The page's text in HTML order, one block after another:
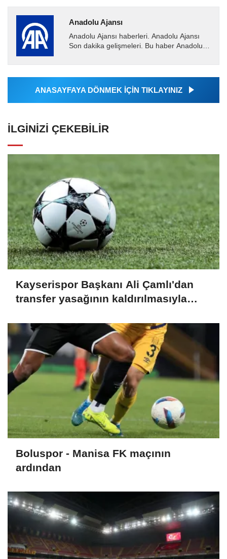
Anadolu Ajansı
Anadolu Ajansı haberleri. Anadolu Ajansı
Son dakika gelişmeleri. Bu haber Anadolu
Ajansı tarafından...
ANASAYFAYA DÖNMEK İÇİN TIKLAYINIZ
İLGINIZI ÇEKEBILIR
Kayserispor Başkanı Ali Çamlı'dan
transfer yasağının kaldırılmasıyla
Boluspor - Manisa FK maçının
ardından